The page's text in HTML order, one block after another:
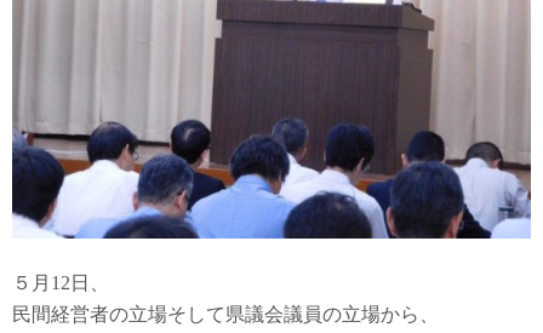
５月12日、
民間経営者の立場そして県議会議員の立場から、